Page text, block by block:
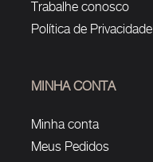
Trabalhe conosco
Política de Privacidade
MINHA CONTA
Minha conta
Meus Pedidos